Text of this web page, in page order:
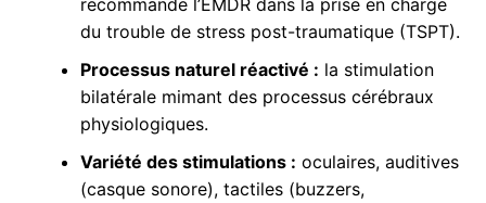
du trouble de stress post-traumatique (TSPT).
Processus naturel réactivé : la stimulation
bilatérale mimant des processus cérébraux
physiologiques.
Variété des stimulations : oculaires, auditives
(casque sonore), tactiles (buzzers,